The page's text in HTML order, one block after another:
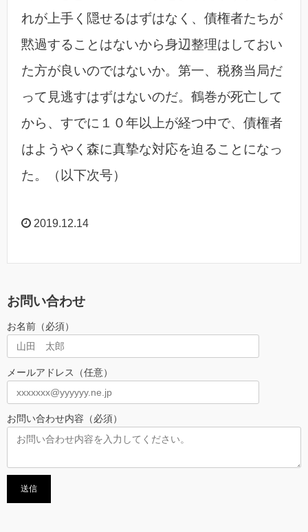
れが上手く隠せるはずはなく、債権者たちが
黙過することはないから身辺整理はしておい
た方が良いのではないか。第一、税務当局だ
って見逃すはずはないのだ。鶴巻が死亡して
から、すでに１０年以上が経つ中で、債権者
はようやく森に真摯な対応を迫ることになっ
た。（以下次号）
2019.12.14
お問い合わせ
お名前（必須）
メールアドレス（任意）
お問い合わせ内容（必須）